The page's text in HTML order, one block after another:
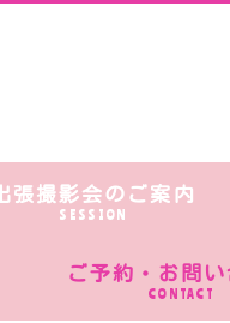
張撮影会のご案内
SESSION
ご予約・お問
CONTACT